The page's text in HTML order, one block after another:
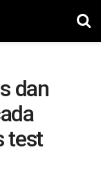
dan
test